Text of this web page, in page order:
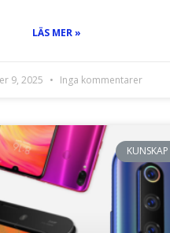
LÄS MER »
9, 2025 Inga kommentarer
KUNSKAP